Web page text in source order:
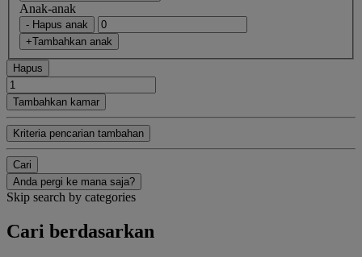
Anak-anak
- Hapus anak
+Tambahkan anak
Hapus
Tambahkan kamar
Kriteria pencarian tambahan
Cari
Anda pergi ke mana saja?
Skip search by categories
Cari berdasarkan